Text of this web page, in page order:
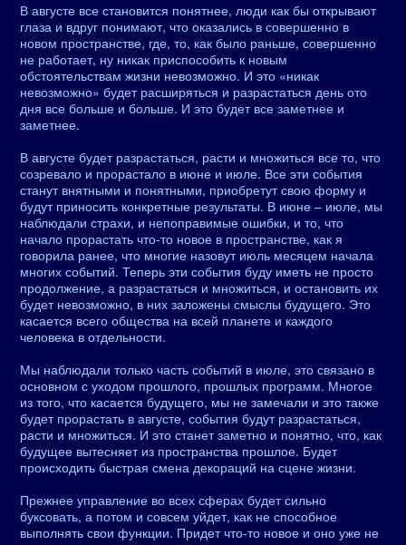
В августе все становится понятнее, люди как бы открывают
глаза и вдруг понимают, что оказались в совершенно в
новом пространстве, где, то, как было раньше, совершенно
не работает, ну никак приспособить к новым
обстоятельствам жизни невозможно. И это «никак
невозможно» будет расширяться и разрастаться день ото
дня все больше и больше. И это будет все заметнее и
заметнее.
В августе будет разрастаться, расти и множиться все то, что
созревало и прорастало в июне и июле. Все эти события
станут внятными и понятными, приобретут свою форму и
будут приносить конкретные результаты. В июне – июле, мы
наблюдали страхи, и непоправимые ошибки, и то, что
начало прорастать что-то новое в пространстве, как я
говорила ранее, что многие назовут июль месяцем начала
многих событий. Теперь эти события буду иметь не просто
продолжение, а разрастаться и множиться, и остановить их
будет невозможно, в них заложены смыслы будущего. Это
касается всего общества на всей планете и каждого
человека в отдельности.
Мы наблюдали только часть событий в июле, это связано в
основном с уходом прошлого, прошлых программ. Многое
из того, что касается будущего, мы не замечали и это также
будет прорастать в августе, события будут разрастаться,
расти и множиться. И это станет заметно и понятно, что, как
будущее вытесняет из пространства прошлое. Будет
происходить быстрая смена декораций на сцене жизни.
Прежнее управление во всех сферах будет сильно
буксовать, а потом и совсем уйдет, как не способное
выполнять свои функции. Придет что-то новое и оно уже не